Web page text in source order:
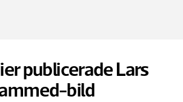
publicerade Lars
bild